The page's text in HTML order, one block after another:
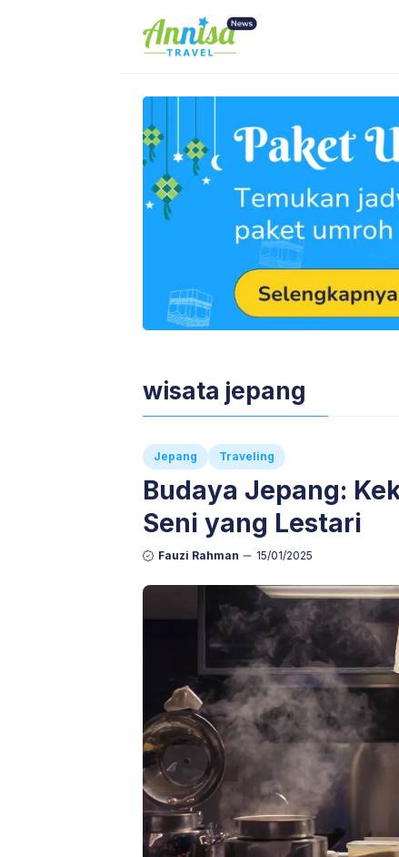
wisata jepang
Jepang Traveling
Budaya Jepang:
Seni yang Lestari
Fauzi Rahman 15/01/2025